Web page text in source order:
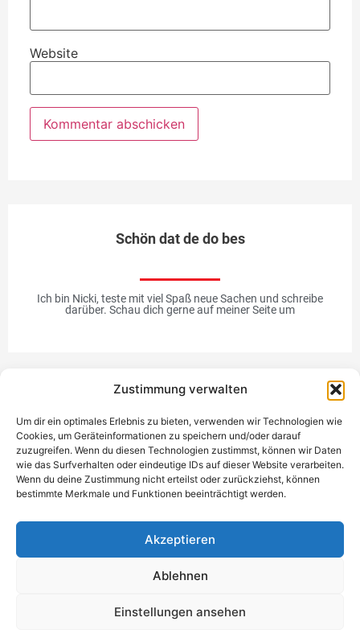
Zustimmung verwalten
Um dir ein optimales Erlebnis zu bieten, verwenden wir Technologien wie
Cookies, um Geräteinformationen zu speichern und/oder darauf
zuzugreifen. Wenn du diesen Technologien zustimmst, können wir Daten
wie das Surfverhalten oder eindeutige IDs auf dieser Website verarbeiten.
Wenn du deine Zustimmung nicht erteilst oder zurückziehst, können
bestimmte Merkmale und Funktionen beeinträchtigt werden.
Akzeptieren
Ablehnen
Einstellungen ansehen
Website
Schön dat de do bes
Ich bin Nicki, teste mit viel Spaß neue Sachen und schreibe
darüber. Schau dich gerne auf meiner Seite um
verwalten